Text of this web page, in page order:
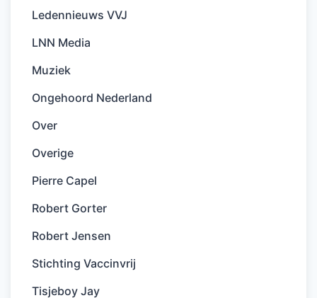
Ledennieuws VVJ
LNN Media
Muziek
Ongehoord Nederland
Over
Overige
Pierre Capel
Robert Gorter
Robert Jensen
Stichting Vaccinvrij
Tisjeboy Jay